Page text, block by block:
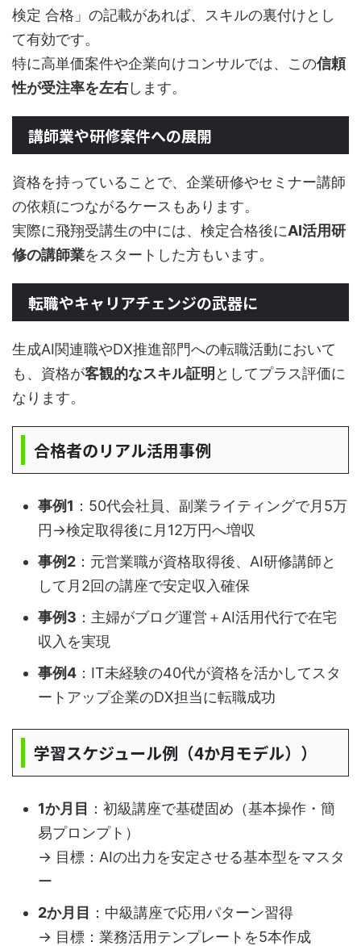
検定 合格」の記載があれば、スキルの裏付けとし
て有効です。
特に高単価案件や企業向けコンサルでは、この信頼
性が受注率を左右します。
講師業や研修案件への展開
資格を持っていることで、企業研修やセミナー講師
の依頼につながるケースもあります。
実際に飛翔受講生の中には、検定合格後にAI活用研
修の講師業をスタートした方もいます。
転職やキャリアチェンジの武器に
生成AI関連職やDX推進部門への転職活動において
も、資格が客観的なスキル証明 としてプラス評価に
なります。
合格者のリアル活用事例
事例1 ：50代会社員、副業ライティングで月5万
円→検定取得後に月12万円へ増収
事例2 ：元営業職が資格取得後、AI研修講師と
して月2回の講座で安定収入確保
事例3 ：主婦がブログ運営＋AI活用代行で在宅
収入を実現
事例4 ：IT未経験の40代が資格を活かしてスタ
ートアップ企業のDX担当に転職成功
学習スケジュール例（4か月モデル））
1か月目 ：初級講座で基礎固め（基本操作・簡
易プロンプト）
→ 目標：AIの出力を安定させる基本型をマスタ
ー
2か月目 ：中級講座で応用パターン習得
→ 目標：業務活用テンプレートを5本作成